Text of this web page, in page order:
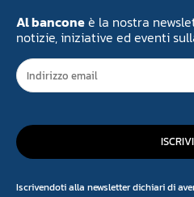
Al banconeè la nostra
notizie, iniziative ed eventi
Iscrivendoti alla newsletter dichiari di